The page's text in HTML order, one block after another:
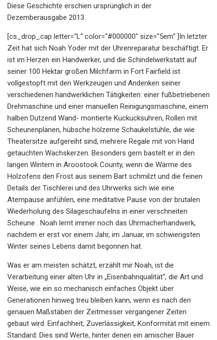
Diese Geschichte erschien ursprünglich in der
Dezemberausgabe 2013.
[cs_drop_cap letter=“L“ color=“#000000″ size=“5em“ ]In letzter
Zeit hat sich Noah Yoder mit der Uhrenreparatur beschäftigt. Er
ist im Herzen ein Handwerker, und die Schindelwerkstatt auf
seiner 100 Hektar großen Milchfarm in Fort Fairfield ist
vollgestopft mit den Werkzeugen und Andenken seiner
verschiedenen handwerklichen Tätigkeiten: einer fußbetriebenen
Drehmaschine und einer manuellen Reinigungsmaschine, einem
halben Dutzend Wand- montierte Kuckucksuhren, Rollen mit
Scheunenplänen, hübsche hölzerne Schaukelstühle, die wie
Theatersitze aufgereiht sind, mehrere Regale mit von Hand
getauchten Wachskerzen. Besonders gern bastelt er in den
langen Wintern in Aroostook County, wenn die Wärme des
Holzofens den Frost aus seinem Bart schmilzt und die feinen
Details der Tischlerei und des Uhrwerks sich wie eine
Atempause anfühlen, eine meditative Pause von der brutalen
Wiederholung des Silageschaufelns in einer verschneiten
Scheune . Noah lernt immer noch das Uhrmacherhandwerk,
nachdem er erst vor einem Jahr, im Januar, im schwierigsten
Winter seines Lebens damit begonnen hat.
Was er am meisten schätzt, erzählt mir Noah, ist die
Verarbeitung einer alten Uhr in „Eisenbahnqualität“, die Art und
Weise, wie ein so mechanisch einfaches Objekt über
Generationen hinweg treu bleiben kann, wenn es nach den
genauen Maßstäben der Zeitmesser vergangener Zeiten
gebaut wird. Einfachheit, Zuverlässigkeit, Konformität mit einem
Standard: Dies sind Werte, hinter denen ein amischer Bauer